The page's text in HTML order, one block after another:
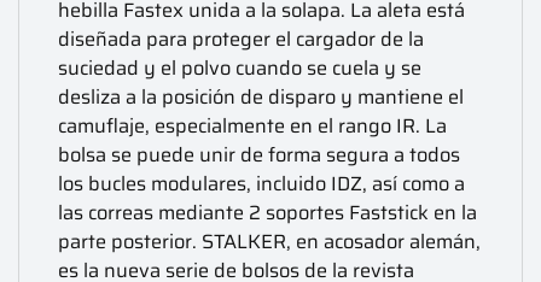
hebilla Fastex unida a la solapa. La aleta está
diseñada para proteger el cargador de la
suciedad y el polvo cuando se cuela y se
desliza a la posición de disparo y mantiene el
camuflaje, especialmente en el rango IR. La
bolsa se puede unir de forma segura a todos
los bucles modulares, incluido IDZ, así como a
las correas mediante 2 soportes Faststick en la
parte posterior. STALKER, en acosador alemán,
es la nueva serie de bolsos de la revista